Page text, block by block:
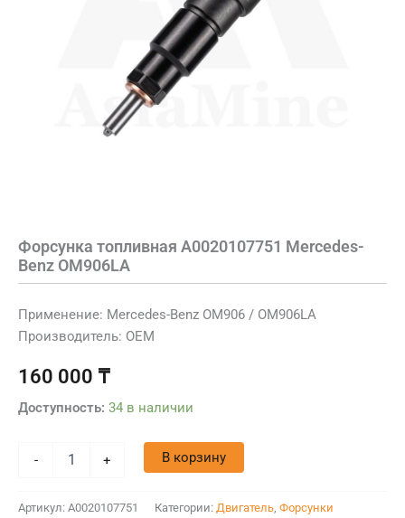
Форсунка топливная A0020107751 Mercedes-
Benz OM906LA
Применение: Mercedes-Benz OM906 / OM906LA
Производитель: OEM
160 000 ₸
Доступность: 34 в наличии
- + В корзину
Артикул: A0020107751 Категории: Двигатель Форсунки